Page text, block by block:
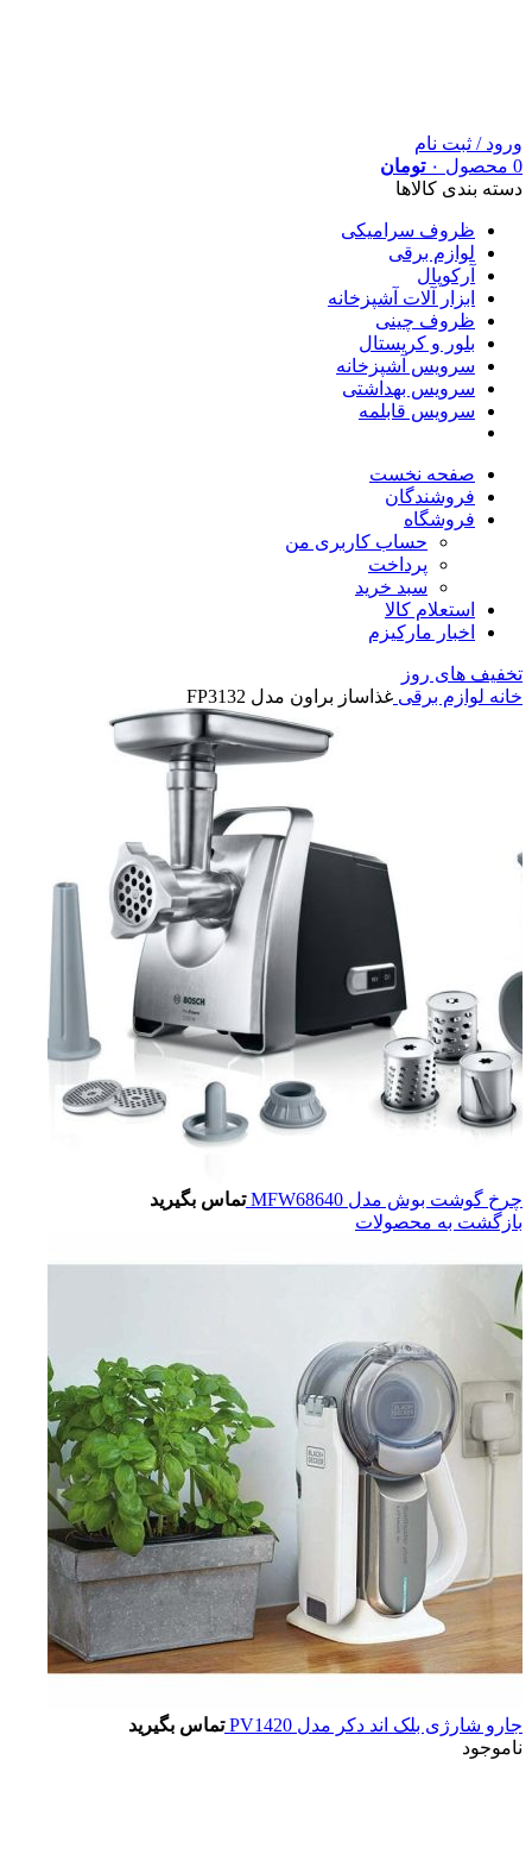
ورود / ثبت نام
0 محصول ۰ تومان
دسته بندی کالاها
ظروف سرامیکی
لوازم برقی
آرکوپال
ابزار آلات آشپزخانه
ظروف چینی
بلور و کریستال
سرویس آشپزخانه
سرویس بهداشتی
سرویس قابلمه
صفحه نخست
فروشندگان
فروشگاه
حساب کاربری من
پرداخت
سبد خرید
استعلام کالا
اخبار مارکیزم
تخفیف های روز
خانه لوازم برقی غذاساز براون مدل FP3132
چرخ گوشت بوش مدل MFW68640
تماس بگیرید
بازگشت به محصولات
جارو شارژی بلک اند دکر مدل PV1420
تماس بگیرید
ناموجود